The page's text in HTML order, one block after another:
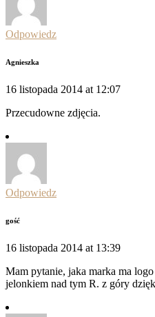
Odpowiedz
Agnieszka
16 listopada 2014 at 12:07
Przecudowne zdjęcia.
Odpowiedz
gość
16 listopada 2014 at 13:39
Mam pytanie, jaka marka ma
jelonkiem nad tym R. z góry